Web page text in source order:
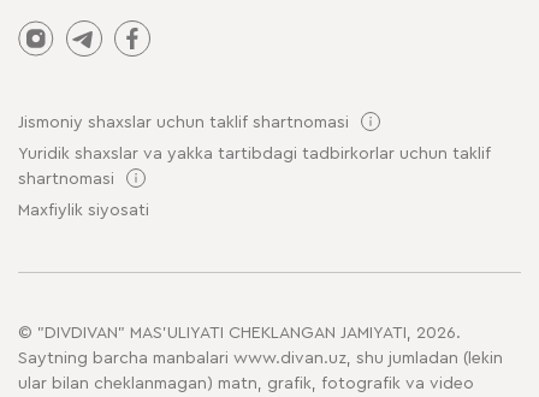
Jismoniy shaxslar uchun taklif shartnomasi
Yuridik shaxslar va yakka tartibdagi tadbirkorlar uchun taklif
shartnomasi
Maxfiylik siyosati
© "DIVDIVAN" MAS'ULIYATI CHEKLANGAN JAMIYATI, 2026.
Saytning barcha manbalari www.divan.uz, shu jumladan (lekin
ular bilan cheklanmagan) matn, grafik, fotografik va video